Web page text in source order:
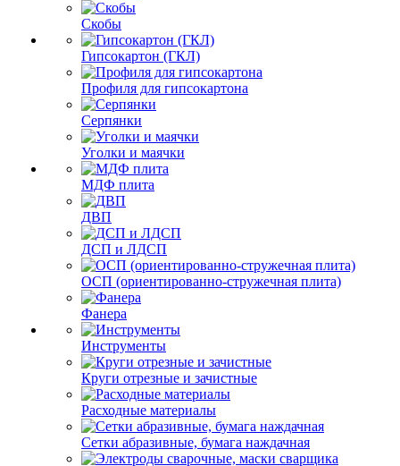
Скобы
Гипсокартон (ГКЛ)
Профиля для гипсокартона
Серпянки
Уголки и маячки
МДФ плита
ДВП
ДСП и ЛДСП
ОСП (ориентированно-стружечная плита)
Фанера
Инструменты
Круги отрезные и зачистные
Расходные материалы
Сетки абразивные, бумага наждачная